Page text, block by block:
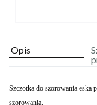
Opis
Szczotka do szorowania eska
szorowania.